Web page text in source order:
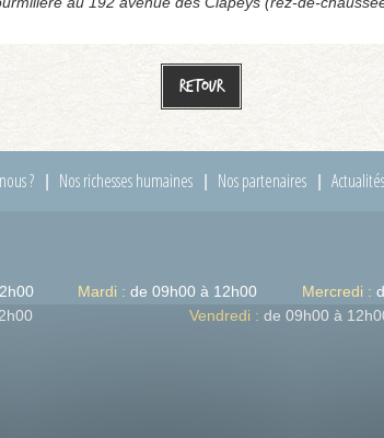
Retour
? Nos richesses humaines Nos partenaires Actualités
Mardi : de 09h00 à 12h00 Mercredi :
Vendredi : de 09h00 à